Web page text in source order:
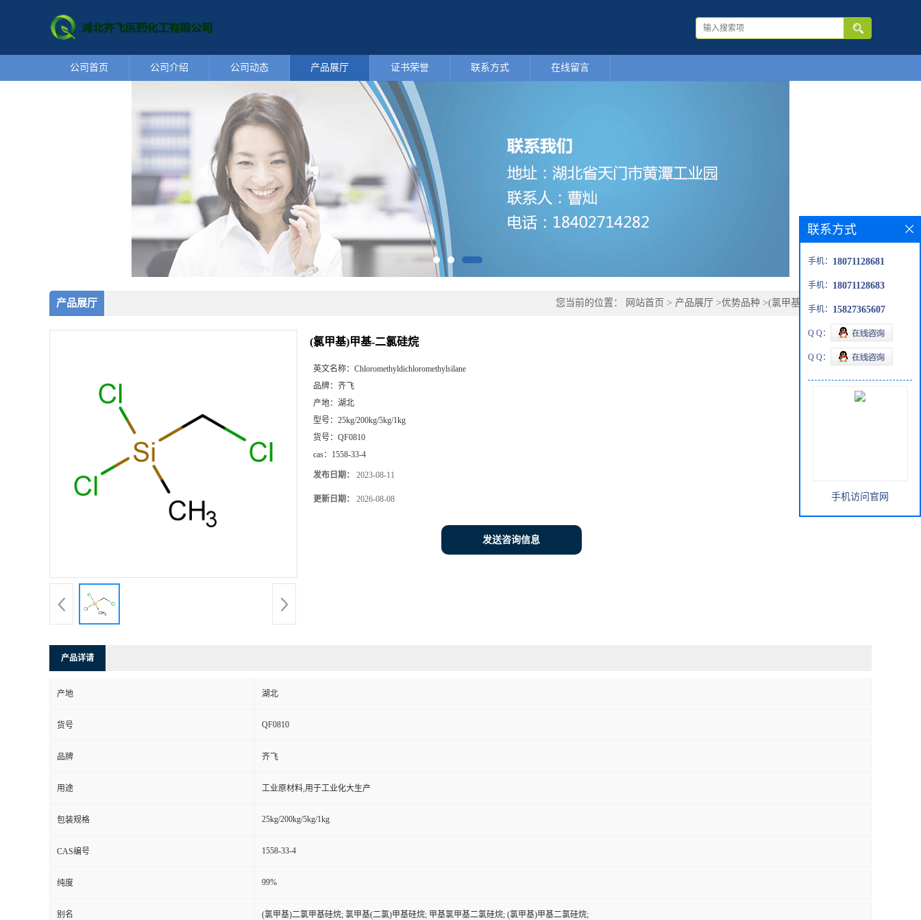
公司首页 公司介绍 公司动态 产品展厅 证书荣誉 联系方式 在线留言
产品展厅 您当前的位置： 网站首页 > 产品展厅 >优势品种 >(氯甲基)甲基-二氯硅烷
(氯甲基)甲基-二氯硅烷
英文名称： Chloromethyldichloromethylsilane
品牌： 齐飞
产地： 湖北
型号： 25kg/200kg/5kg/1kg
货号： QF0810
cas： 1558-33-4
发布日期： 2023-08-11
更新日期： 2026-08-08
发送咨询信息
产品详请
产地 湖北
货号 QF0810
品牌 齐飞
用途 工业原材料,用于工业化大生产
包装规格 25kg/200kg/5kg/1kg
CAS编号 1558-33-4
纯度 99%
别名 (氯甲基)二氯甲基硅烷; 氯甲基(二氯)甲基硅烷; 甲基氯甲基二氯硅烷; (氯甲基)甲基二氯硅烷;
联系方式
手机： 18071128681
手机： 18071128683
手机： 15827365607
Q Q：
Q Q：
手机访问官网